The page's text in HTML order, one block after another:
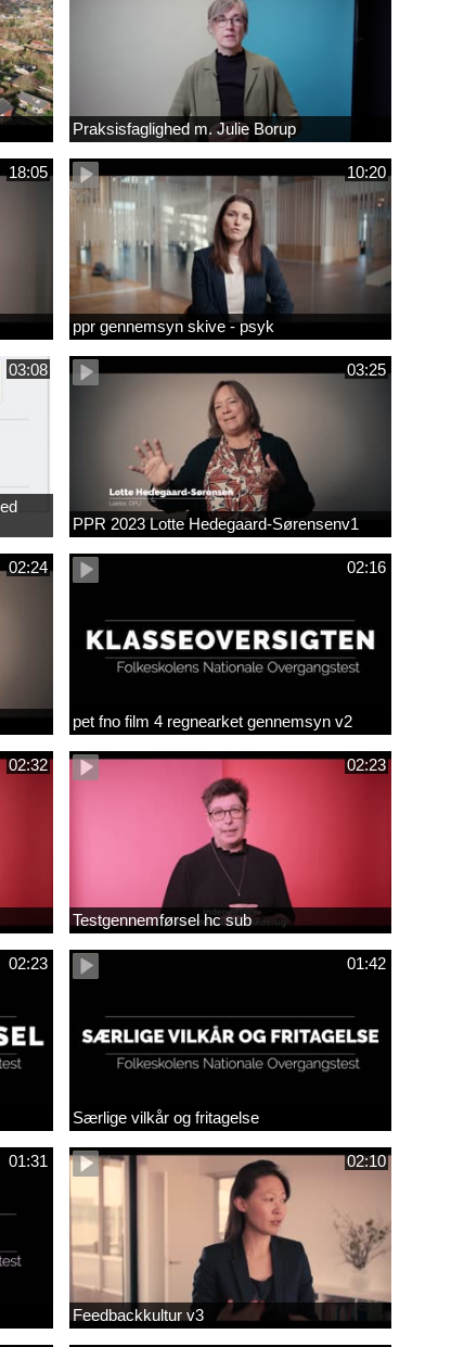
Praksisfaglighed m. Julie Borup
18:05 10:20
ppr gennemsyn skive - psyk
03:08 03:25
PPR 2023 Lotte Hedegaard-Sørensenv1
02:24 02:16
pet fno film 4 regnearket gennemsyn v2
02:32 02:23
Testgennemførsel hc sub
02:23 01:42
Særlige vilkår og fritagelse
01:31 02:10
Feedbackkultur v3